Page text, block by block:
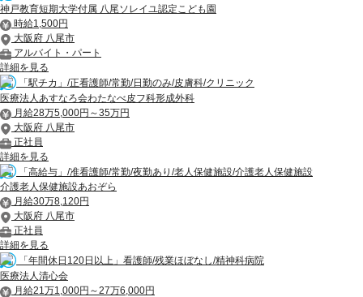
神戸教育短期大学付属 八尾ソレイユ認定こども園
時給1,500円
大阪府 八尾市
アルバイト・パート
詳細を見る
「駅チカ」/正看護師/常勤/日勤のみ/皮膚科/クリニック
医療法人あすなろ会わたなべ皮フ科形成外科
月給28万5,000円～35万円
大阪府 八尾市
正社員
詳細を見る
「高給与」/准看護師/常勤/夜勤あり/老人保健施設/介護老人保健施設
介護老人保健施設あおぞら
月給30万8,120円
大阪府 八尾市
正社員
詳細を見る
「年間休日120日以上」看護師/残業ほぼなし/精神科病院
医療法人清心会
月給21万1,000円～27万6,000円